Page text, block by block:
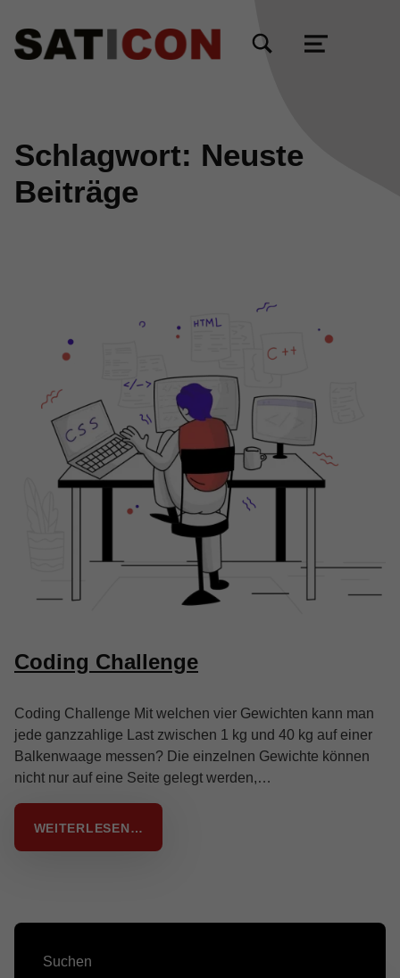
TOGGLE SEARCH FORM MODAL BOX
MENU
Schlagwort: Neuste
Beiträge
Coding Challenge
Coding Challenge Mit welchen vier Gewichten kann man
jede ganzzahlige Last zwischen 1 kg und 40 kg auf einer
Balkenwaage messen? Die einzelnen Gewichte können
nicht nur auf eine Seite gelegt werden,…
WEITERLESEN…
Suchen